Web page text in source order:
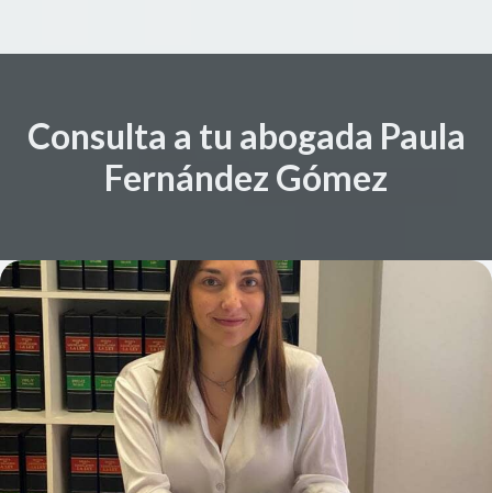
Consulta a tu abogada Paula
Fernández Gómez